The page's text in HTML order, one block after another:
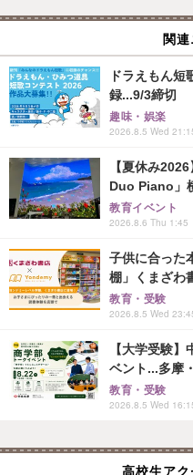
関連
ドラえもん短
録...9/3締切
趣味・娯楽
2026.8.5 Wed
【夏休み
Duo Piano」
教育イベント
2026.8.6 Thu 1:45
子供に合った
棚」くまざわ
教育・受験
2026.8.5 Wed
【大学受験
ベント...多摩
教育・受験
2026.8.5 Wed
高校生ア